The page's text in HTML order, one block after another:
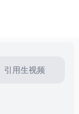
引用生视频